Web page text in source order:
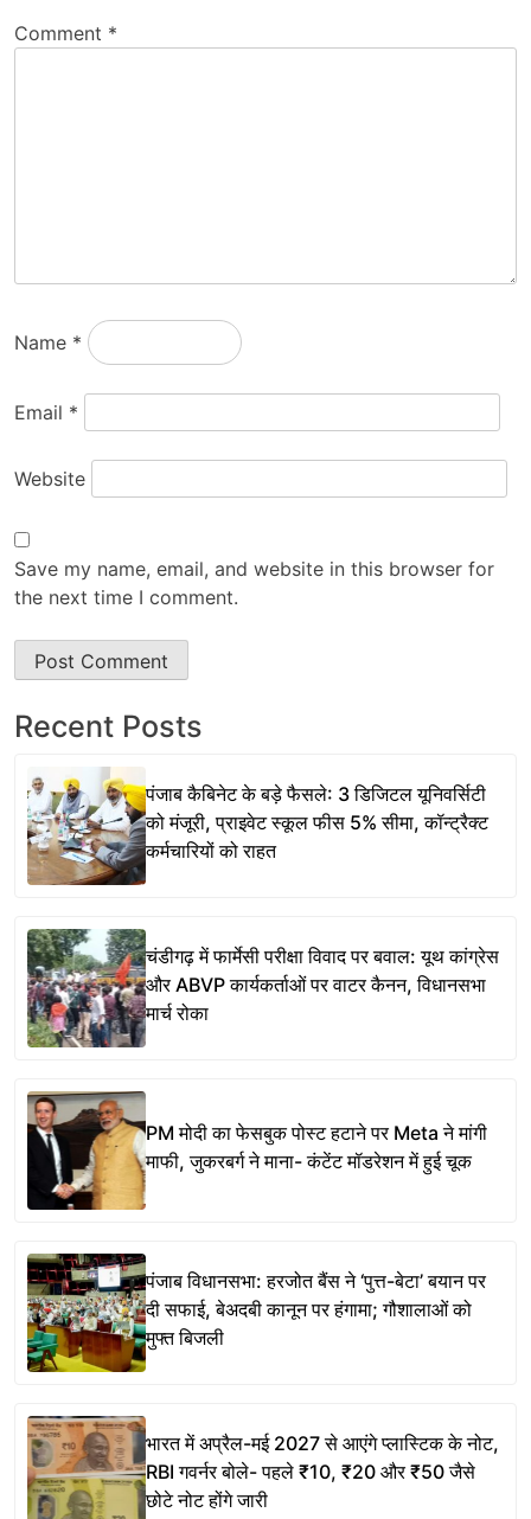
Comment *
Name *
Email *
Website
Save my name, email, and website in this browser for
the next time I comment.
Recent Posts
पंजाब कैबिनेट के बड़े फैसले: 3 डिजिटल यूनिवर्सिटी
को मंजूरी, प्राइवेट स्कूल फीस 5% सीमा, कॉन्ट्रैक्ट
कर्मचारियों को राहत
चंडीगढ़ में फार्मेसी परीक्षा विवाद पर बवाल: यूथ कांग्रेस
और ABVP कार्यकर्ताओं पर वाटर कैनन, विधानसभा
मार्च रोका
PM मोदी का फेसबुक पोस्ट हटाने पर Meta ने मांगी
माफी, जुकरबर्ग ने माना- कंटेंट मॉडरेशन में हुई चूक
पंजाब विधानसभा: हरजोत बैंस ने ‘पुत्त-बेटा’ बयान पर
दी सफाई, बेअदबी कानून पर हंगामा; गौशालाओं को
मुफ्त बिजली
भारत में अप्रैल-मई 2027 से आएंगे प्लास्टिक के नोट,
RBI गवर्नर बोले- पहले ₹10, ₹20 और ₹50 जैसे
छोटे नोट होंगे जारी